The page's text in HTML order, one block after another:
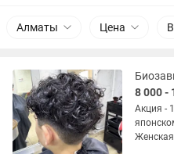
Алматы Цена
8 000 -
Акция - 10
японском